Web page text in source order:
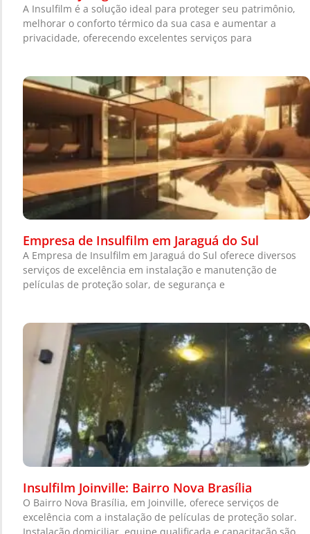
A Insulfilm é a solução ideal para proteger seu patrimônio,
melhorar o conforto térmico da sua casa e aumentar a
privacidade, oferecendo excelentes serviços para
Empresa de Insulfilm em Jaraguá do Sul
A Empresa de Insulfilm em Jaraguá do Sul oferece diversos
serviços de excelência em instalação e manutenção de
películas de proteção solar, de segurança e
Insulfilm Joinville: Bairro Nova Brasília
O Bairro Nova Brasília, em Joinville, oferece serviços de
excelência com a instalação de películas de proteção solar.